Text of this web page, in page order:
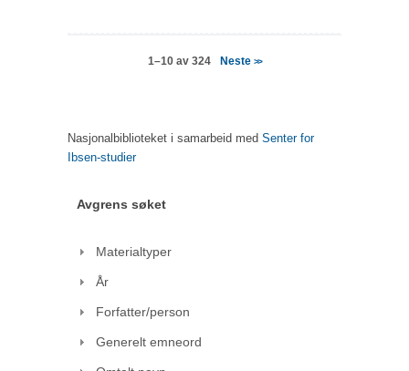
1–10 av 324 Neste >>
Nasjonalbiblioteket i samarbeid med Senter for
Ibsen-studier
Avgrens søket
Materialtyper
År
Forfatter/person
Generelt emneord